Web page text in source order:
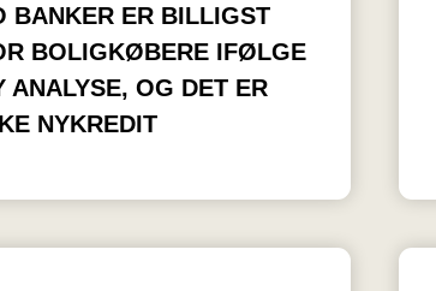
BANKER ER BILLIGST
BOLIGKØBERE IFØLGE
ANALYSE, OG DET ER
NYKREDIT